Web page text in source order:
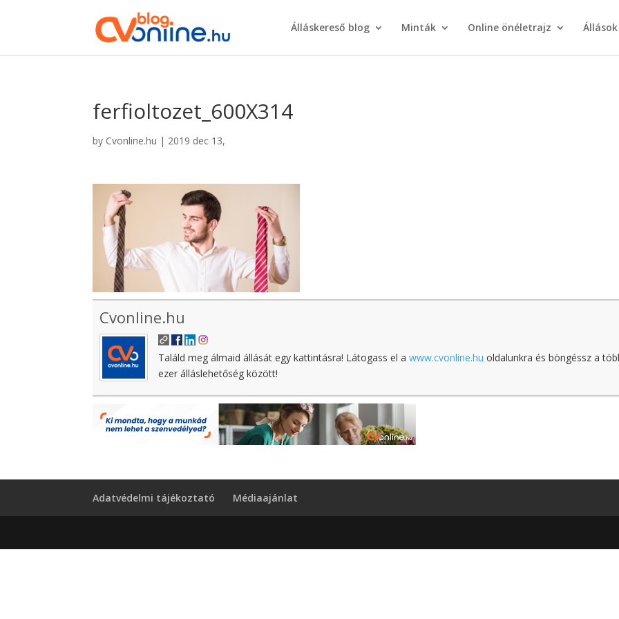
Álláskereső blog Minták Online önéletrajz Állások
ferfioltozet_600X314
by Cvonline.hu | 2019 dec 13,
Cvonline.hu
Találd meg álmaid állását egy kattintásra! Látogass el awww.cvonline.hu oldalunkra és böngéssz a
ezer álláslehetőség között!
Adatvédelmi tájékoztató Médiaajánlat